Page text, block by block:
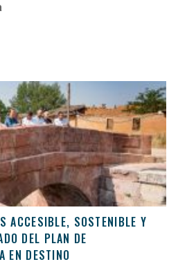
ACCESIBLE, SOSTENIBLE Y
DEL PLAN DE
EN DESTINO